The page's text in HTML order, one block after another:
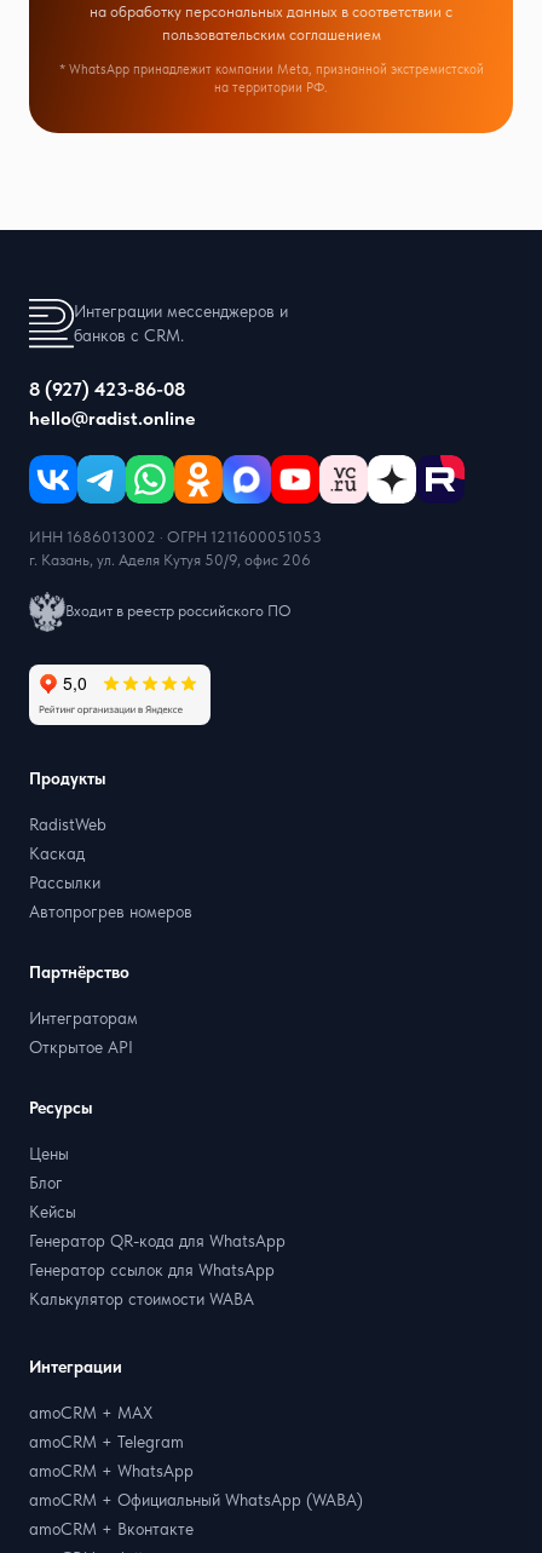
на обработку персональных данных в соответствии с
пользовательским соглашением
* WhatsApp принадлежит компании Meta, признанной экстремистской
на территории РФ.
Интеграции мессенджеров и
банков с CRM.
8 (927) 423-86-08
hello@radist.online
ИНН 1686013002 · ОГРН 1211600051053
г. Казань, ул. Аделя Кутуя 50/9, офис 206
Входит в реестр российского ПО
Интеграции
amoCRM + MAX
amoCRM + Telegram
amoCRM + WhatsApp
amoCRM + Официальный WhatsApp (WABA)
amoCRM + Вконтакте
Продукты
RadistWeb
Каскад
Рассылки
Автопрогрев номеров
Партнёрство
Интеграторам
Открытое API
Ресурсы
Цены
Блог
Кейсы
Генератор QR-кода для WhatsApp
Генератор ссылок для WhatsApp
Калькулятор стоимости WABA